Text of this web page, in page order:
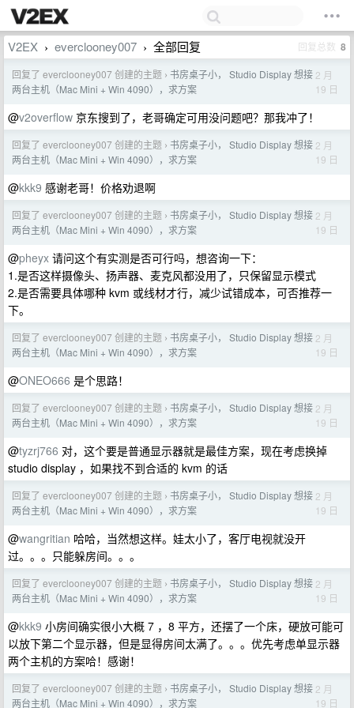
V2EX › everclooney007 › 全部回复 回复总数 8
回复了 everclooney007 创建的主题 › 书房桌子小， Studio Display 想接
两台主机（Mac Mini + Win 4090），求方案
2 月
19 日
@v2overflow 京东搜到了，老哥确定可用没问题吧？那我冲了！
回复了 everclooney007 创建的主题 › 书房桌子小， Studio Display 想接
两台主机（Mac Mini + Win 4090），求方案
2 月
19 日
@kkk9 感谢老哥！价格劝退啊
回复了 everclooney007 创建的主题 › 书房桌子小， Studio Display 想接
两台主机（Mac Mini + Win 4090），求方案
2 月
19 日
@pheyx 请问这个有实测是否可行吗，想咨询一下：
1.是否这样摄像头、扬声器、麦克风都没用了，只保留显示模式
2.是否需要具体哪种 kvm 或线材才行，减少试错成本，可否推荐一
下。
回复了 everclooney007 创建的主题 › 书房桌子小， Studio Display 想接
两台主机（Mac Mini + Win 4090），求方案
2 月
19 日
@ONEO666 是个思路！
回复了 everclooney007 创建的主题 › 书房桌子小， Studio Display 想接
两台主机（Mac Mini + Win 4090），求方案
2 月
19 日
@tyzrj766 对，这个要是普通显示器就是最佳方案，现在考虑换掉
studio display ，如果找不到合适的 kvm 的话
回复了 everclooney007 创建的主题 › 书房桌子小， Studio Display 想接
两台主机（Mac Mini + Win 4090），求方案
2 月
19 日
@wangritian 哈哈，当然想这样。娃太小了，客厅电视就没开
过。。。只能躲房间。。。
回复了 everclooney007 创建的主题 › 书房桌子小， Studio Display 想接
两台主机（Mac Mini + Win 4090），求方案
2 月
19 日
@kkk9 小房间确实很小大概 7 ，8 平方，还摆了一个床，硬放可能可
以放下第二个显示器，但是显得房间太满了。。。优先考虑单显示器
两个主机的方案哈！感谢！
回复了 everclooney007 创建的主题 › 书房桌子小， Studio Display 想接
两台主机（Mac Mini + Win 4090），求方案
2 月
19 日